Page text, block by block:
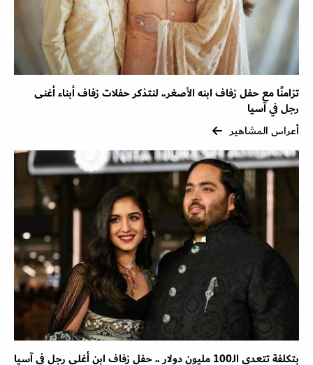
تزامنًا مع حفل زفاف ابنه الأصغر.. لنتذكر حفلات زفاف أبناء أغنى
رجل في آسيا
أعراس المشاهير
بتكلفة تتعدى الـ100 مليون دولار .. حفل زفاف ابن أغلى رجل في آسيا